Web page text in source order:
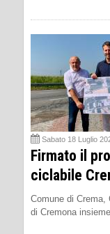
Sabato 18 Luglio
Firmato il
ciclabile
Comune di Crema,
di Cremona